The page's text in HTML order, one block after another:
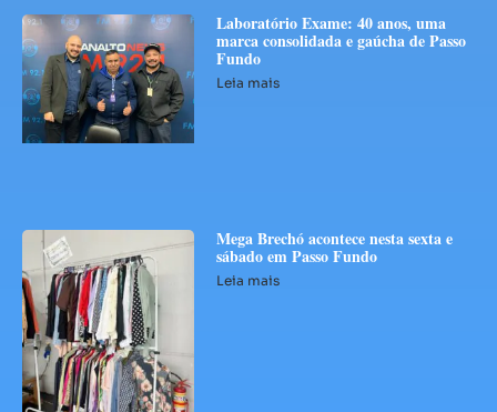
Laboratório Exame: 40 anos, uma
marca consolidada e gaúcha de Passo
Fundo
Leia mais
Mega Brechó acontece nesta sexta e
sábado em Passo Fundo
Leia mais